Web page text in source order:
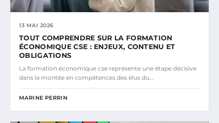
13 MAI 2026
TOUT COMPRENDRE SUR LA FORMATION
ÉCONOMIQUE CSE : ENJEUX, CONTENU ET
OBLIGATIONS
La formation économique cse représente une étape décisive
dans la montée en compétences des élus du…
MARINE PERRIN